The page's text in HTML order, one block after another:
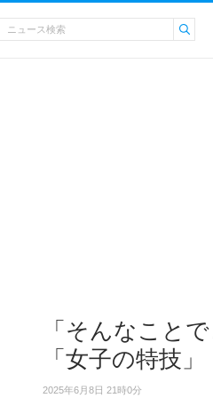
「そんなこと
「女子の特技」
2025年6月8日 21時0分